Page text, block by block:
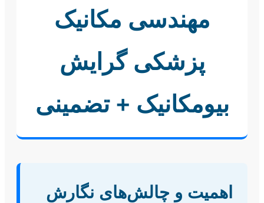
مهندسی مکانیک
پزشکی گرایش
بیومکانیک + تضمینی
اهمیت و چالش‌های نگارش